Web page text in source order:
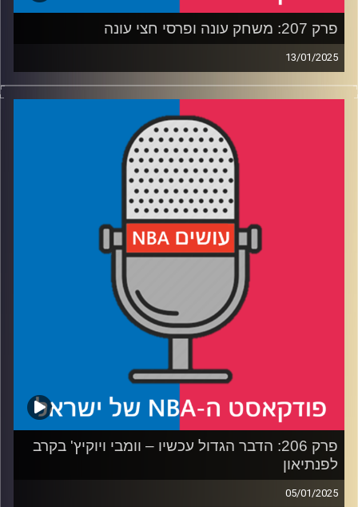
פרק 207: משחק עונה ופרסי חצי עונה
13/01/2025
פודקאסט האן.בי.איי עם ערן סורוקה, שרון דוידוביץ', משה
דוידוביץ' ועידן לוצקי, בשיתוף קול האוניברסיטה.
רבע 1: הקאבס והת'נדר משחקים בפריים טיים, ואנשים אפילו
רבע 3: צפוף במירוץ למאמן העונה, יתרון לא הוגן לשחקן
רבע 4: הדיון הולך ומשתפר, רואים שש/שש ומנשנשים
עידן לוצקי
פרק 206: הדבר הגדול עכשיו – וומבי ויוקיץ' בקרב
לפנתיאון
05/01/2025